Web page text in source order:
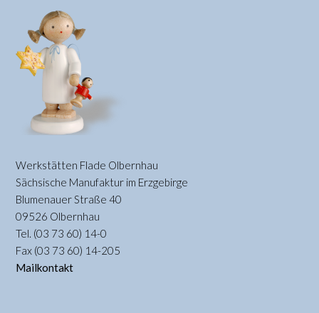
Werkstätten Flade Olbernhau
Sächsische Manufaktur im Erzgebirge
Blumenauer Straße 40
09526 Olbernhau
Tel. (03 73 60) 14-0
Fax (03 73 60) 14-205
Mailkontakt